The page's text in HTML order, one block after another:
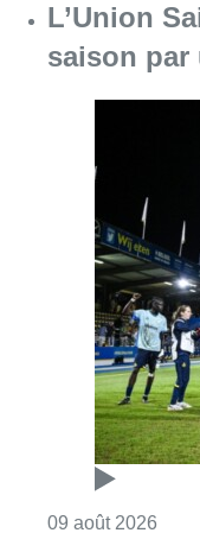
L’Union
saison par
09 août 2026